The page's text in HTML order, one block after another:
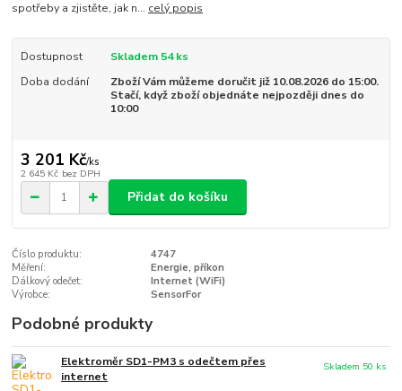
spotřeby a zjistěte, jak n... celý popis
Dostupnost
Skladem 54 ks
Doba dodání
Zboží Vám můžeme doručit již 10.08.2026 do 15:00.
Stačí, když zboží objednáte nejpozději dnes do
10:00
3 201 Kč/ks
2 645 Kč bez DPH
Přidat do košíku
Číslo produktu:
4747
Měření:
Energie, příkon
Dálkový odečet:
Internet (WiFi)
Výrobce:
SensorFor
Podobné produkty
Elektroměr SD1-PM3 s odečtem přes
internet
Skladem 50 ks